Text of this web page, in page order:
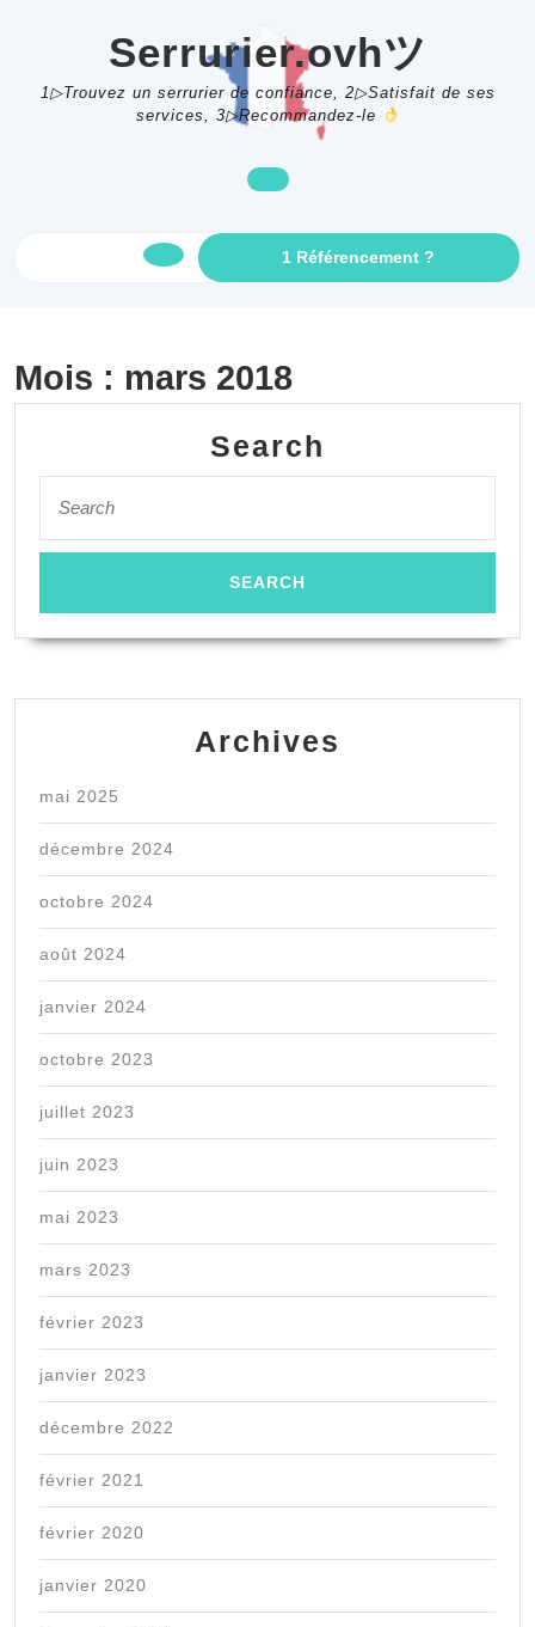
Serrurier.ovhツ
1▷Trouvez un serrurier de confiance, 2▷Satisfait de ses
services, 3▷Recommandez-le
Open
1 Référencement ?
AN
Mois : mars 2018
Search
for:
Archives
mai 2025
décembre 2024
octobre 2024
août 2024
janvier 2024
octobre 2023
juillet 2023
juin 2023
mai 2023
mars 2023
février 2023
janvier 2023
décembre 2022
février 2021
février 2020
janvier 2020